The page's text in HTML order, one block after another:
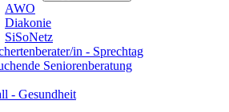
AWO
Diakonie
SiSoNetz
in - Sprechtag
Seniorenberatung
- Gesundheit